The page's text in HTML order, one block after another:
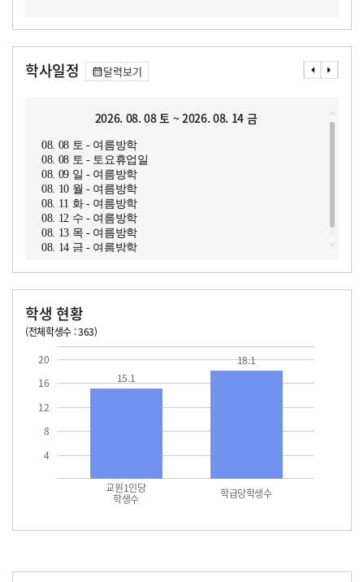
학사일정 달력보기
2026. 08. 08 토 ~ 2026. 08. 14 금
08. 08 토 - 여름방학
08. 08 토 - 토요휴업일
08. 09 일 - 여름방학
08. 10 월 - 여름방학
08. 11 화 - 여름방학
08. 12 수 - 여름방학
08. 13 목 - 여름방학
08. 14 금 - 여름방학
학생 현황
(전체학생수 : 363)
4
8
12
16
20
교원1인당
학생수 학급당학생수
15.1
18.1